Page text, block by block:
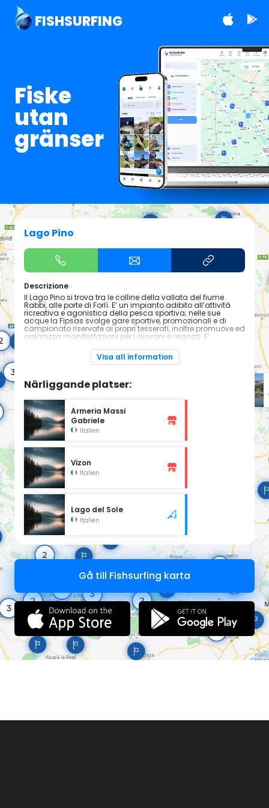
FISHSURFING
Fiske
utan
gränser
Lago Pino
Descrizione
Il Lago Pino si trova tra le colline della vallata del fiume
Rabbi, alle porte di Forlì. E’ un impianto adibito all’attività
ricreativa e agonistica della pesca sportiva; nelle sue
acque la Fipsas svolge gare sportive, promozionali e di
campionato riservate ai propri tesserati, inoltre promuove ed
organizza manifestazioni per i giovani e ragazzi. E’
motivo è facilmente fruibile da tutti coloro che non hanno la
possibilità di muoversi con mezzi propri.
numerose specie ittiche: carpe, carassi, alborelle, gardons,
pesci gatto, cavedani, barbi, tinche, anguille, scardole,
E’ una grande opportunità per passare attimi di relax con
una spesa simbolica o per mettere alla prova le proprie
capacità confrontandosi con altri pescatori in un ambiente
naturale e tranquillo.
Catture possibili
Carassio
Carpa erbivora
Carpa
Alborella
Rutilo Gardons
Cavedano
Scardola europea
Pesce gatto
Tinca
Barbo europeo
Tecniche di pesca
Pesca all' inglese
Feeder/Ledgering
Carp-fishing
Spinning da Barca
Spinning al Piede
Informazioni
Obbligo di Tessera Federale:SI
Attrezzato per diversamente abili:
Tesserati subito
Regolamento interno
Visa all information
Närliggande platser:
Armeria Massi
Gabriele
Italien
Vizon
Italien
Lago del Sole
Italien
Gå till Fishsurfing karta